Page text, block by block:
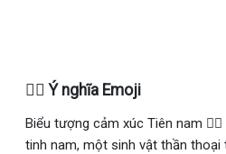
🧝‍♂️ Ý nghĩa Emoji
Biểu tượng cảm xúc Tiên nam
tinh nam, một sinh vật thần thoại